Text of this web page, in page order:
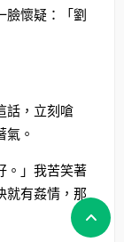
臉懷疑：「劉
話，立刻嗆
。
。」我苦笑著
就有姦情，那